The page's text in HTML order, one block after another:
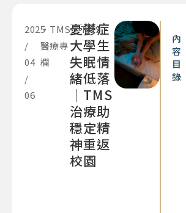
2025
/
04
/
06
• TMS•TMS•
醫療專
欄
憂鬱症
大學生
失眠情
緒低落
｜TMS
治療助
穩定精
神重返
校園
內
容
目
錄